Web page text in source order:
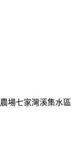
場七家灣溪集水區